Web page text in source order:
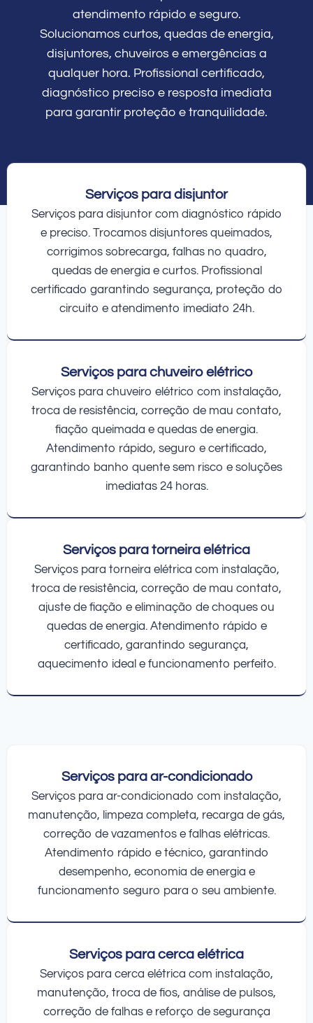
atendimento rápido e seguro.
Solucionamos curtos, quedas de energia,
disjuntores, chuveiros e emergências a
qualquer hora. Profissional certificado,
diagnóstico preciso e resposta imediata
para garantir proteção e tranquilidade.
Serviços para disjuntor
Serviços para disjuntor com diagnóstico rápido
e preciso. Trocamos disjuntores queimados,
corrigimos sobrecarga, falhas no quadro,
quedas de energia e curtos. Profissional
certificado garantindo segurança, proteção do
circuito e atendimento imediato 24h.
Serviços para chuveiro elétrico
Serviços para chuveiro elétrico com instalação,
troca de resistência, correção de mau contato,
fiação queimada e quedas de energia.
Atendimento rápido, seguro e certificado,
garantindo banho quente sem risco e soluções
imediatas 24 horas.
Serviços para torneira elétrica
Serviços para torneira elétrica com instalação,
troca de resistência, correção de mau contato,
ajuste de fiação e eliminação de choques ou
quedas de energia. Atendimento rápido e
certificado, garantindo segurança,
aquecimento ideal e funcionamento perfeito.
Serviços para ar-condicionado
Serviços para ar-condicionado com instalação,
manutenção, limpeza completa, recarga de gás,
correção de vazamentos e falhas elétricas.
Atendimento rápido e técnico, garantindo
desempenho, economia de energia e
funcionamento seguro para o seu ambiente.
Serviços para cerca elétrica
Serviços para cerca elétrica com instalação,
manutenção, troca de fios, análise de pulsos,
correção de falhas e reforço de segurança